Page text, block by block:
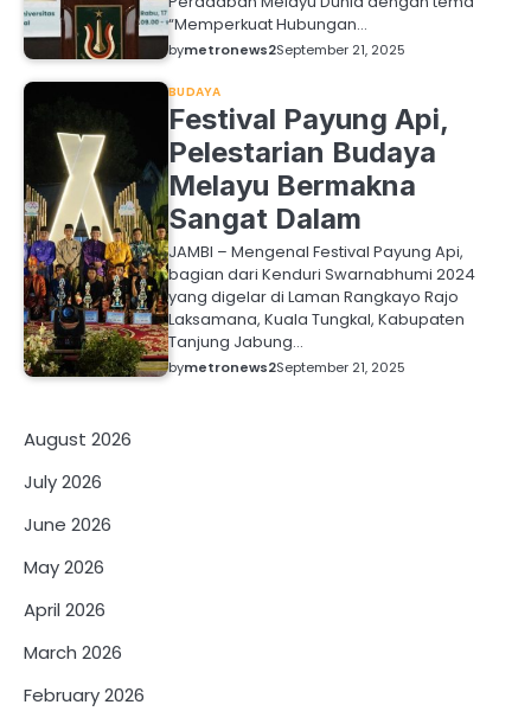
“Memperkuat Hubungan…
bymetronews2September 21, 2025
BUDAYA
Festival Payung Api,
Pelestarian Budaya
Melayu Bermakna
Sangat Dalam
JAMBI – Mengenal Festival Payung Api,
bagian dari Kenduri Swarnabhumi 2024
yang digelar di Laman Rangkayo Rajo
Laksamana, Kuala Tungkal, Kabupaten
Tanjung Jabung…
bymetronews2September 21, 2025
August 2026
July 2026
June 2026
May 2026
April 2026
March 2026
February 2026